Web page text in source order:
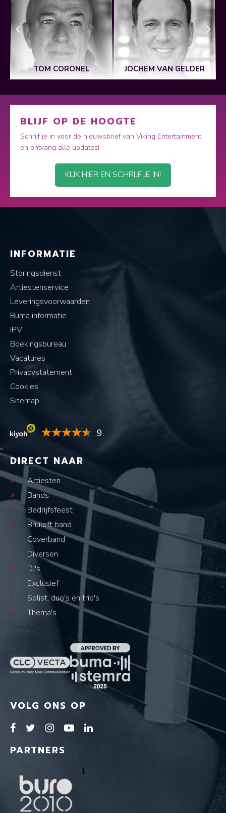
TOM CORONEL JOCHEM VAN GELDER
BLIJF OP DE HOOGTE
Schrijf je in voor de nieuwsbrief van Viking Entertainment
en ontvang alle updates!
KLIK HIER EN SCHRIJF JE IN!
INFORMATIE
Storingsdienst
Artiestenservice
Leveringsvoorwaarden
Buma informatie
IPV
Boekingsbureau
Vacatures
Privacystatement
Cookies
Sitemap
9
DIRECT NAAR
Artiesten
Bands
Bedrijfsfeest
Bruiloft band
Coverband
Diversen
DJ's
Exclusief
Solist, duo's en trio's
Thema's
VOLG ONS OP
PARTNERS
1